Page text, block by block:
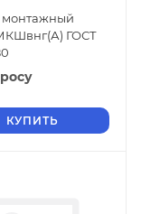
монтажный
ГОСТ
КУПИТЬ